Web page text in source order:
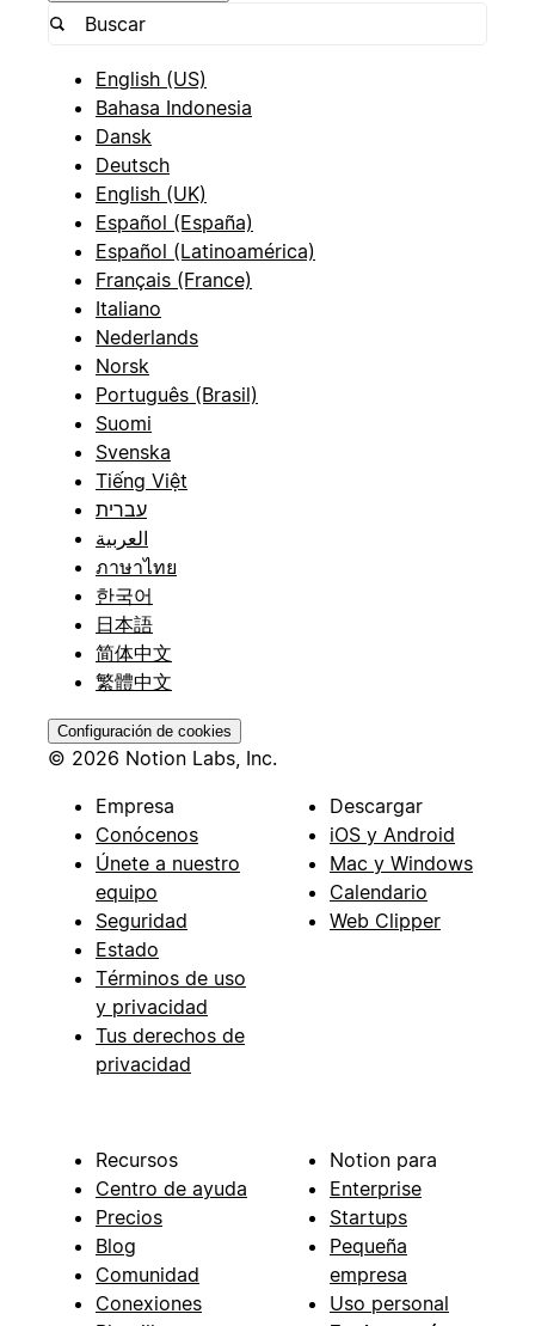
English (US)
Bahasa Indonesia
Dansk
Deutsch
English (UK)
Español (España)
Español (Latinoamérica)
Français (France)
Italiano
Nederlands
Norsk
Português (Brasil)
Suomi
Svenska
Tiếng Việt
עברית
العربية
ภาษาไทย
한국어
日本語
简体中文
繁體中文
Configuración de cookies
© 2026 Notion Labs, Inc.
Empresa
Conócenos
Únete a nuestro
equipo
Seguridad
Estado
Términos de uso
y privacidad
Tus derechos de
privacidad
Descargar
iOS y Android
Mac y Windows
Calendario
Web Clipper
Recursos
Centro de ayuda
Precios
Blog
Comunidad
Conexiones
Notion para
Enterprise
Startups
Pequeña
empresa
Uso personal